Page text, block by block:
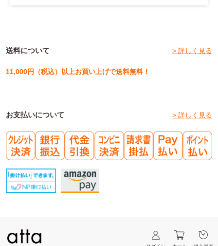
送料について > 詳しく見る
11,000円（税込）以上お買い上げで送料無料！
お支払いについて > 詳しく見る